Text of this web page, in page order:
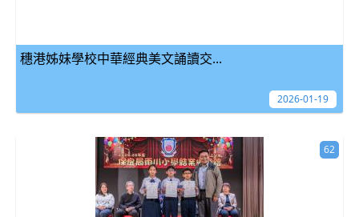
穗港姊妹學校中華經典美文誦讀交...
2026-01-19
62